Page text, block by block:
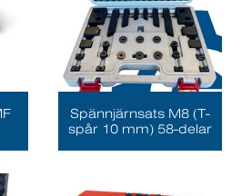
Spännjärnsats M8 (T-
spår 10 mm) 58-delar